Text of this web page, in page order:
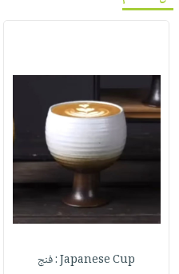
Japanese Cup : فنج